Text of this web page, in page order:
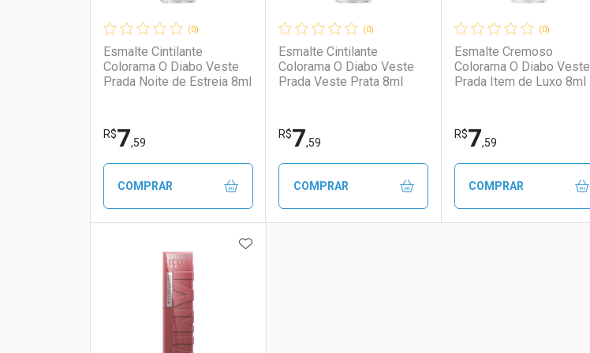
(0)
Esmalte Cintilante
Colorama O Diabo Veste
Prada Noite de Estreia 8ml
R$7,59
COMPRAR
Laboratório
Por Menos
(0)
Esmalte Cintilante
Colorama O Diabo Veste
Prada Veste Prata 8ml
R$7,59
COMPRAR
(0)
Esmalte Cremoso
Colorama O Diabo Veste
Prada Item de Luxo 8ml
R$7,59
COMPRAR
ADICIONAR AOS FAVORITOS